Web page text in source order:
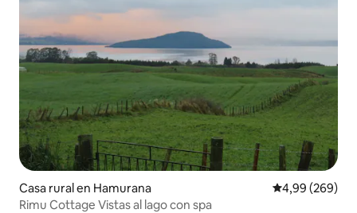
Casa rural en Hamurana Calificación
4,99 (269)
Rimu Cottage Vistas al lago con spa